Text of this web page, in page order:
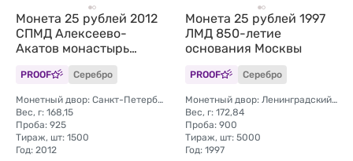
Монета 25 рублей 2012
СПМД Алексеево-
Акатов монастырь
Воронеж
PROOF Серебро
Монетный двор: Санкт-Петербургский (СПМД)
Вес, г: 168,15
Проба: 925
Тираж, шт: 1500
Год: 2012
Монета 25 рублей 1997
ЛМД 850-летие
основания Москвы
PROOF Серебро
Монетный двор: Ленинградский (ЛМД)
Вес, г: 172,84
Проба: 900
Тираж, шт: 5000
Год: 1997